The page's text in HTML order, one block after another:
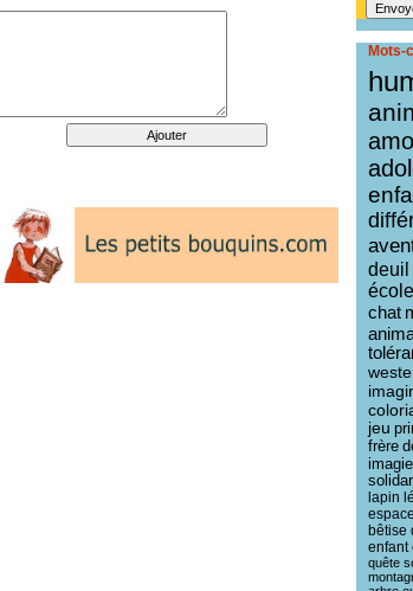
Mots-
deuil
école
chat
jeu
frère
lapin
espace
bêtise
enfant
quête